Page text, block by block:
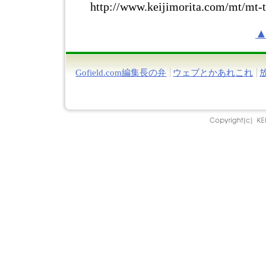
http://www.keijimorita.com/mt/mt-
Gofield.com編集長の弁 ウェブとかあれこれ